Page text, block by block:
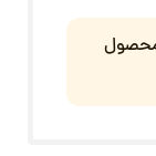
محصول